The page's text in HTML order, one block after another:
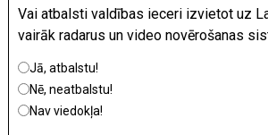
Vai atbalsti valdības ieceri izvietot uz
vairāk radarus un video novērošanas
Jā, atbalstu!
Nē, neatbalstu!
Nav viedokļa!